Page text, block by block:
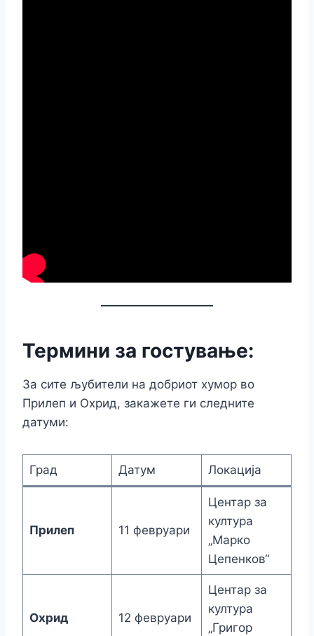
Термини за гостување:
За сите љубители на добриот хумор во
Прилеп и Охрид, закажете ги следните
датуми:
Град Датум Локација
Прилеп 11 февруари
Центар за
култура
„Марко
Цепенков“
Охрид 12 февруари
Центар за
култура
„Григор